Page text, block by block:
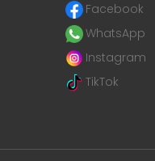
Facebook
WhatsApp
Instagram
TikTok